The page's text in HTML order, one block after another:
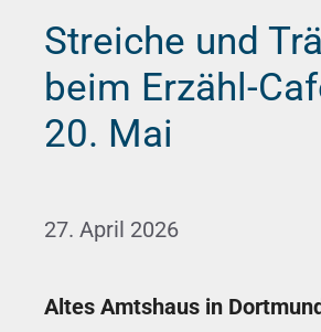
Streiche und
beim Erzähl-
20. Mai
27. April 2026
Altes Amtshaus in